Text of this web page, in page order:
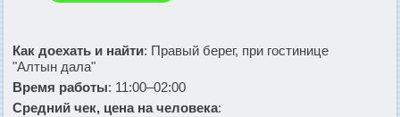
Как доехать и найти: Правый берег, при гостинице
"Алтын дала"
Время работы: 11:00–02:00
Средний чек, цена на человека: